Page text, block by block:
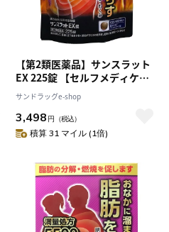
【第2類医薬品】サンスラット
EX 225錠 【セルフメディケー
ション税制対象】
サンドラッグe-shop
3,498 円 （税込）
積算 31 マイル (1倍)